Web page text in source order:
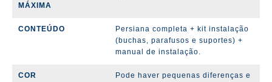
MÁXIMA
CONTEÚDO
Persiana completa + kit instalação
(buchas, parafusos e suportes) +
manual de instalação.
COR
Pode haver pequenas diferenças e